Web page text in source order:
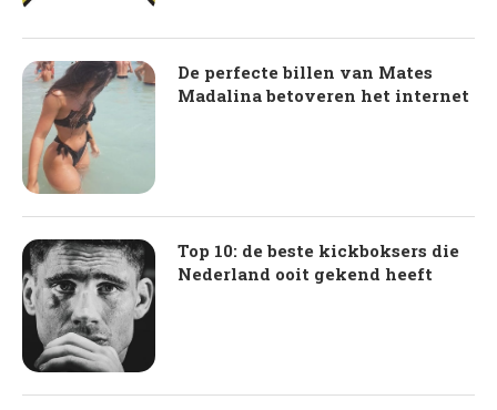
De perfecte billen van Mates
Madalina betoveren het internet
Top 10: de beste kickboksers die
Nederland ooit gekend heeft